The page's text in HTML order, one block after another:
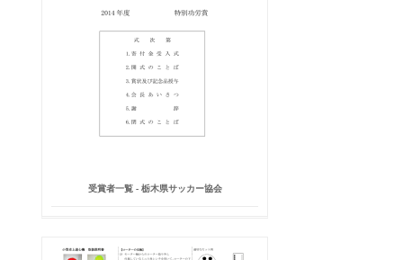
受賞者一覧 - 栃木県サッカー協会